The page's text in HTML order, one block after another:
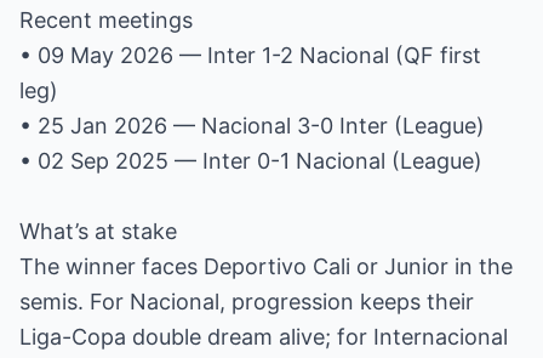
Recent meetings
• 09 May 2026 — Inter 1-2 Nacional (QF first
leg)
• 25 Jan 2026 — Nacional 3-0 Inter (League)
• 02 Sep 2025 — Inter 0-1 Nacional (League)
What’s at stake
The winner faces Deportivo Cali or Junior in the
semis. For Nacional, progression keeps their
Liga-Copa double dream alive; for Internacional